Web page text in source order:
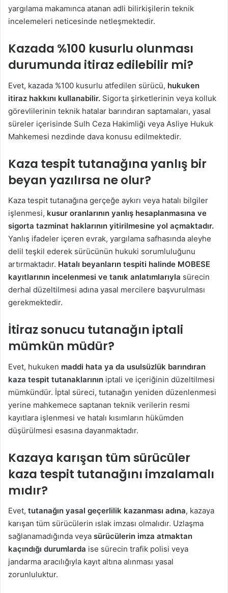
yargılama makamınca atanan adli bilirkişilerin teknik
incelemeleri neticesinde netleşmektedir.
Kazada %100 kusurlu olunması
durumunda itiraz edilebilir mi?
Evet, kazada %100 kusurlu atfedilen sürücü, hukuken
itiraz hakkını kullanabilir. Sigorta şirketlerinin veya kolluk
görevlilerinin teknik hatalar barındıran saptamaları, yasal
süreler içerisinde Sulh Ceza Hakimliği veya Asliye Hukuk
Mahkemesi nezdinde dava konusu edilmektedir.
Kaza tespit tutanağına yanlış bir
beyan yazılırsa ne olur?
Kaza tespit tutanağına gerçeğe aykırı veya hatalı bilgiler
işlenmesi, kusur oranlarının yanlış hesaplanmasına ve
sigorta tazminat haklarının yitirilmesine yol açmaktadır.
Yanlış ifadeler içeren evrak, yargılama safhasında aleyhe
delil teşkil ederek sürücünün hukuki sorumluluğunu
artırmaktadır. Hatalı beyanların tespiti halinde MOBESE
kayıtlarının incelenmesi ve tanık anlatımlarıyla sürecin
derhal düzeltilmesi adına yasal mercilere başvurulması
gerekmektedir.
İtiraz sonucu tutanağın iptali
mümkün müdür?
Evet, hukuken maddi hata ya da usulsüzlük barındıran
kaza tespit tutanaklarının iptali ve içeriğinin düzeltilmesi
mümkündür. İptal süreci, tutanağın yeniden düzenlenmesi
yerine mahkemece saptanan teknik verilerin resmi
kayıtlara işlenmesi ve hatalı kısımların hükümden
düşürülmesi esasına dayanmaktadır.
Kazaya karışan tüm sürücüler
kaza tespit tutanağını imzalamalı
mıdır?
Evet, tutanağın yasal geçerlilik kazanması adına, kazaya
karışan tüm sürücülerin ıslak imzası olmalıdır. Uzlaşma
sağlanamadığında veya sürücülerin imza atmaktan
kaçındığı durumlarda ise sürecin trafik polisi veya
jandarma aracılığıyla kayıt altına alınması yasal
zorunluluktur.